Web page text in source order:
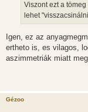
Viszont ezt a
lehet
Igen, ez az
ertheto is, es vilagos,
aszimmetriák miatt
Gézoo